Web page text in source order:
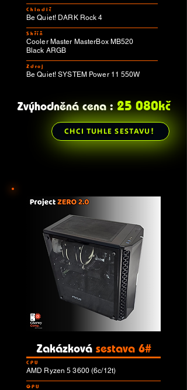
Chladič
Be Quiet! DARK Rock 4
Skříň
Cooler Master MasterBox MB520
Black ARGB
Zdroj
Be Quiet! SYSTEM Power 11 550W
Zvýhodněná cena : 25 080kč
CHCI TUHLE SESTAVU!
Zakázková sestava 6#
CPU
AMD Ryzen 5 3600 (6c/12t)
GPU